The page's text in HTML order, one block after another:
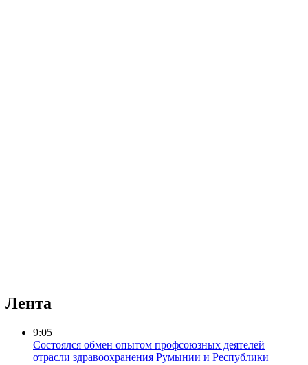
Лента
9:05
Состоялся обмен опытом профсоюзных деятелей
отрасли здравоохранения Румынии и Республики